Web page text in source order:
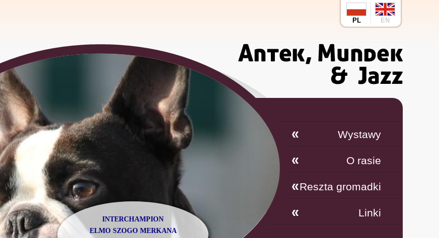
PL EN
Wystawy
O rasie
Reszta gromadki
Linki
INTERCHAMPION
ELMO SZOGO MERKANA